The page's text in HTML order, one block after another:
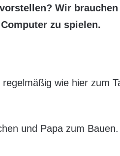
Wir
zu spielen.
wie hier zum
und Papa zum